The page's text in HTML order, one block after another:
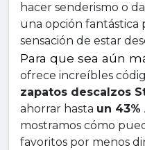
hacer senderismo o
una opción fantástica
sensación de estar
Para que sea aún
ofrece increíbles
zapatos descalzos
ahorrar hasta un 43%
mostramos cómo
favoritos por menos